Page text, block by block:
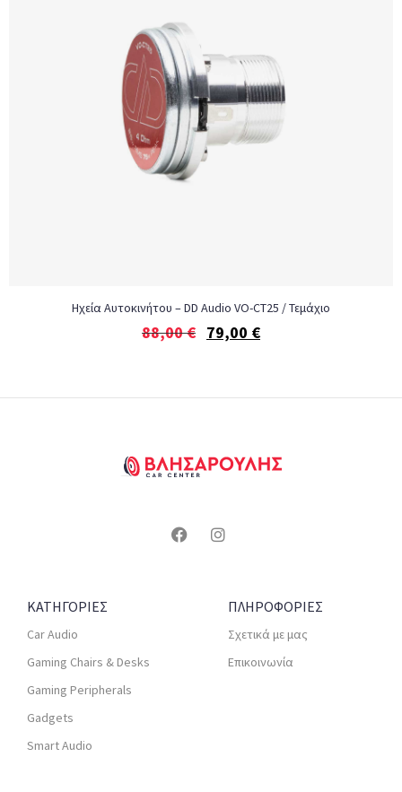
Ηχεία Αυτοκινήτου – DD Audio VO-CT25 / Τεμάχιο
88,00€ 79,00 €
ΚΑΤΗΓΟΡΙΕΣ
Car Audio
Gaming Chairs & Desks
Gaming Peripherals
Gadgets
Smart Audio
ΠΛΗΡΟΦΟΡΙΕΣ
Σχετικά με μας
Επικοινωνία